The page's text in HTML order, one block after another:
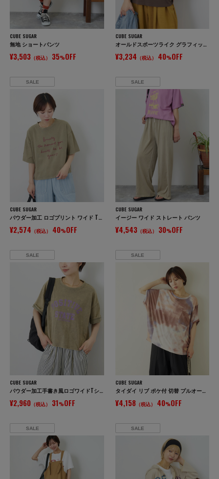
CUBE SUGAR
無地 ショートパンツ
¥3,503 （税込） 35%OFF
CUBE SUGAR
オールドスポーツライク グラフィックロゴ ワイド Tシャツ
¥3,234 （税込） 40%OFF
SALE
CUBE SUGAR
パウダー加工 ロゴプリント ワイド Tシャツ
¥2,574 （税込） 40%OFF
SALE
CUBE SUGAR
イージー ワイド ストレート パンツ
¥4,543（税込） 30%OFF
SALE
CUBE SUGAR
パウダー加工手書き風ロゴワイドTシャツ
¥2,960 （税込） 31%OFF
SALE
CUBE SUGAR
タイダイ リブ ポケ付 切替 プルオーバー Tシャツ
¥4,158（税込） 40%OFF
SALE SALE